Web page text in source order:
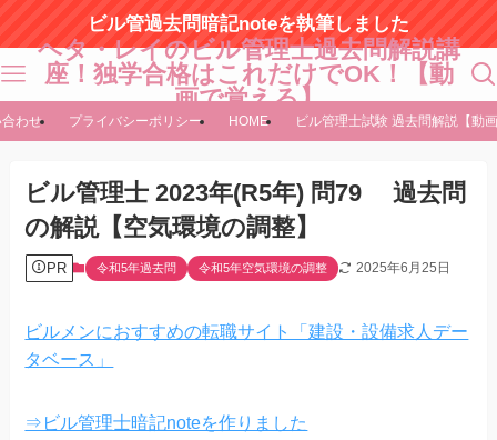
ビル管過去問暗記noteを執筆しました
ヘタ・レイのビル管理士過去問解説講
座！独学合格はこれだけでOK！【動
画で覚える】
わせ プライバシーポリシー HOME ビル管理士試験 過去問解説【動
ビル管理士 2023年(R5年) 問79 過去問
の解説【空気環境の調整】
PR 令和5年過去問 令和5年空気環境の調整 2025年6月25日
ビルメンにおすすめの転職サイト「建設・設備求人デー
タベース」
⇒ビル管理士暗記noteを作りました